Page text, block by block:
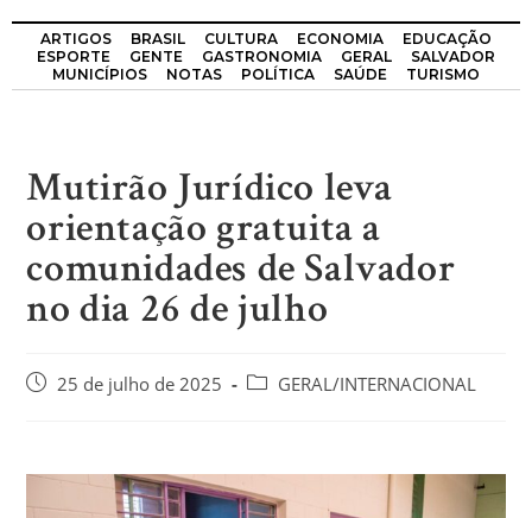
ARTIGOS BRASIL CULTURA ECONOMIA
EDUCAÇÃO
ESPORTE
GENTE GASTRONOMIA GERAL
SALVADOR
MUNICÍPIOS
NOTAS POLÍTICA SAÚDE TURISMO
Mutirão Jurídico leva
orientação gratuita a
comunidades de Salvador
no dia 26 de julho
25 de julho de 2025 GERAL/INTERNACIONAL